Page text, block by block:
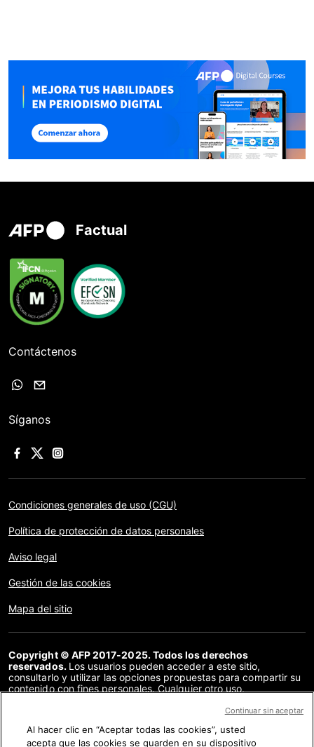
Factual
Contáctenos
Síganos
Condiciones generales de uso (CGU)
Política de protección de datos personales
Aviso legal
Gestión de las cookies
Mapa del sitio
Copyright © AFP 2017-2025. Todos los derechos
reservados. Los usuarios pueden acceder a este sitio,
consultarlo y utilizar las opciones propuestas para compartir su
contenido con fines personales. Cualquier otro uso,
distribución del contenido de este sitio, en su totalidad o en
acuerdo específico firmado con la AFP, está estrictamente
Al hacer clic en “Aceptar todas las cookies”, usted
acepta que las cookies se guarden en su dispositivo
Continuar sin aceptar